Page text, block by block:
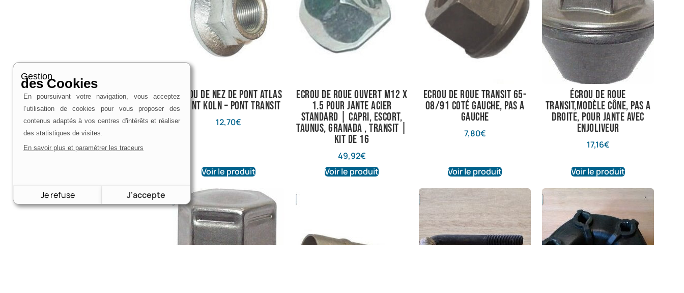
Ecrou de nez de pont Atlas
– Pont Koln – Pont Transit
12,70€
Voir le produit
Ecrou de roue ouvert M12 X
1.5 pour jante acier
standard | Capri, Escort,
Taunus, Granada , Transit |
Kit de 16
49,92€
Voir le produit
ecrou de roue transit 65-
08/91 coté gauche, pas a
gauche
7,80€
Voir le produit
écrou de roue
transit,modèle cône, pas a
droite, pour jante avec
enjoliveur
17,16€
Voir le produit
Gestion
des Cookies
En poursuivant votre navigation, vous acceptez
l’utilisation de cookies pour vous proposer des
contenus adaptés à vos centres d'intérêts et réaliser
des statistiques de visites.
En savoir plus et paramétrer les traceurs
Je refuse J'accepte